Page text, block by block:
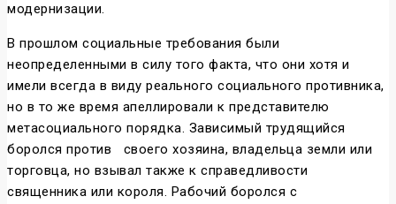
модернизации.
В прошлом социальные требования были
неопределенными в силу того факта, что они хотя и
имели всегда в виду реального социального противника,
но в то же время апеллировали к представителю
метасоциального порядка. Зависимый трудящийся
боролся против
своего хозяина, владельца земли или
торговца, но взывал также к справедливости
священника или короля. Рабочий боролся с